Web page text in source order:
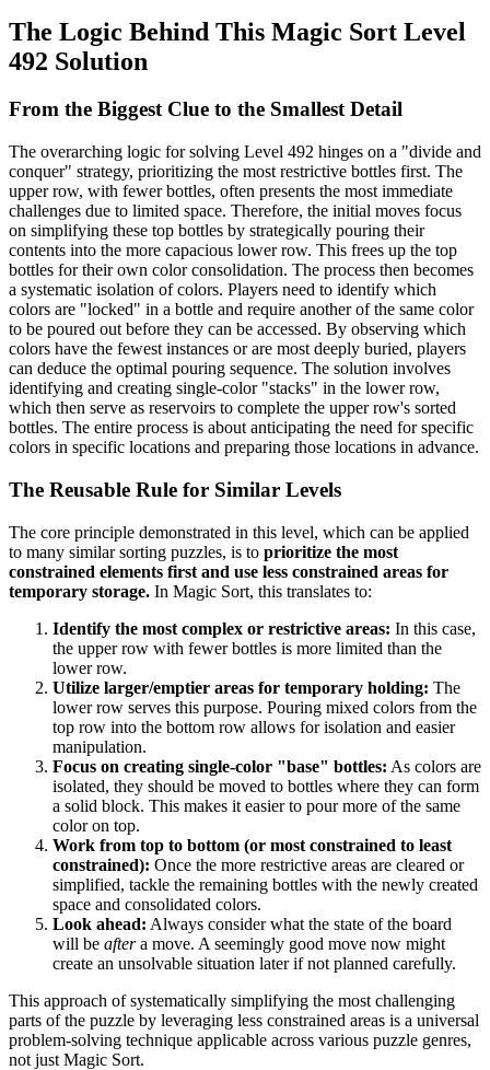
The Logic Behind This Magic Sort Level
492 Solution
From the Biggest Clue to the Smallest Detail
The overarching logic for solving Level 492 hinges on a "divide and
conquer" strategy, prioritizing the most restrictive bottles first. The
upper row, with fewer bottles, often presents the most immediate
challenges due to limited space. Therefore, the initial moves focus
on simplifying these top bottles by strategically pouring their
contents into the more capacious lower row. This frees up the top
bottles for their own color consolidation. The process then becomes
a systematic isolation of colors. Players need to identify which
colors are "locked" in a bottle and require another of the same color
to be poured out before they can be accessed. By observing which
colors have the fewest instances or are most deeply buried, players
can deduce the optimal pouring sequence. The solution involves
identifying and creating single-color "stacks" in the lower row,
which then serve as reservoirs to complete the upper row's sorted
bottles. The entire process is about anticipating the need for specific
colors in specific locations and preparing those locations in advance.
The Reusable Rule for Similar Levels
The core principle demonstrated in this level, which can be applied
to many similar sorting puzzles, is to prioritize the most
constrained elements first and use less constrained areas for
temporary storage. In Magic Sort, this translates to:
Identify the most complex or restrictive areas: In this case,
the upper row with fewer bottles is more limited than the
lower row.
Utilize larger/emptier areas for temporary holding: The
lower row serves this purpose. Pouring mixed colors from the
top row into the bottom row allows for isolation and easier
manipulation.
Focus on creating single-color "base" bottles: As colors are
isolated, they should be moved to bottles where they can form
a solid block. This makes it easier to pour more of the same
color on top.
Work from top to bottom (or most constrained to least
constrained): Once the more restrictive areas are cleared or
simplified, tackle the remaining bottles with the newly created
space and consolidated colors.
Look ahead: Always consider what the state of the board
will be aftera move. A seemingly good move now might
create an unsolvable situation later if not planned carefully.
This approach of systematically simplifying the most challenging
parts of the puzzle by leveraging less constrained areas is a universal
problem-solving technique applicable across various puzzle genres,
not just Magic Sort.